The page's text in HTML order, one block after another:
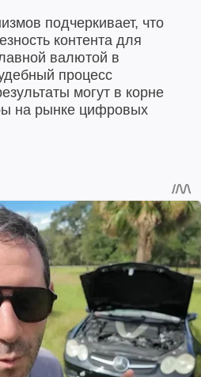
подчеркивает, что
контента для
валютой в
процесс
могут в корне
на рынке цифровых